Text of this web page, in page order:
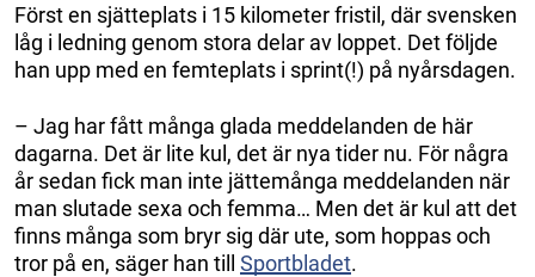
Först en sjätteplats i 15 kilometer fristil, där svensken
låg i ledning genom stora delar av loppet. Det följde
han upp med en femteplats i sprint(!) på nyårsdagen.
– Jag har fått många glada meddelanden de här
dagarna. Det är lite kul, det är nya tider nu. För några
år sedan fick man inte jättemånga meddelanden när
man slutade sexa och femma… Men det är kul att det
finns många som bryr sig där ute, som hoppas och
tror på en, säger han till Sportbladet.